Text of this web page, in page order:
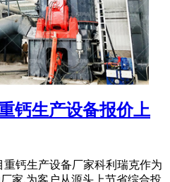
钙生产设备报价上
重钙生产设备厂家科利瑞克作为
家,为客户从源头上节省综合投